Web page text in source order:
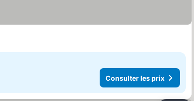
Consulter les prix